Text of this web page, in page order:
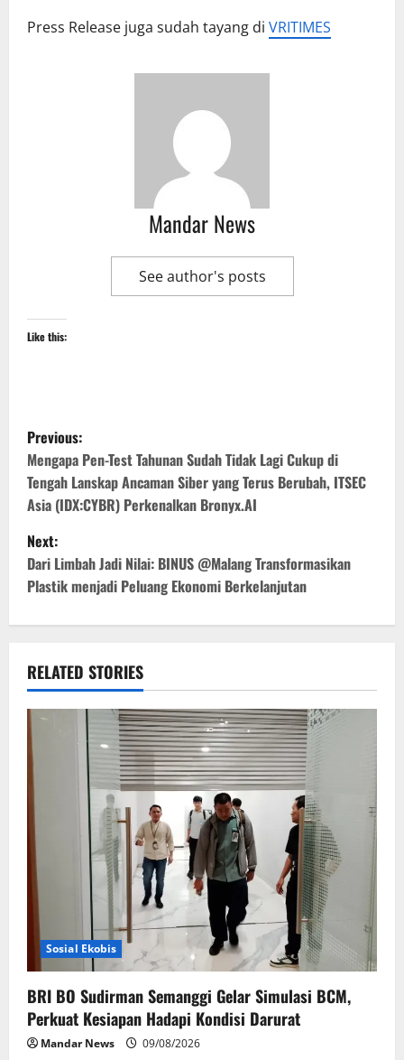
Press Release juga sudah tayang di VRITIMES
Mandar News
See author's posts
Like this:
P
o
s
t
n
a
v
i
g
a
t
o
n
Previous:
Mengapa Pen-Test Tahunan Sudah Tidak Lagi Cukup di
Tengah Lanskap Ancaman Siber yang Terus Berubah, ITSEC
Asia (IDX:CYBR) Perkenalkan Bronyx.AI
Next:
Dari Limbah Jadi Nilai: BINUS @Malang Transformasikan
Plastik menjadi Peluang Ekonomi Berkelanjutan
RELATED STORIES
Sosial Ekobis
BRI BO Sudirman Semanggi Gelar Simulasi BCM,
Perkuat Kesiapan Hadapi Kondisi Darurat
Mandar News 09/08/2026